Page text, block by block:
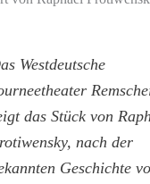
Westdeutsche
das Stück von
nach der
Geschichte